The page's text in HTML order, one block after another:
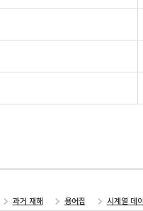
과거 재해 용어집 시계열 데